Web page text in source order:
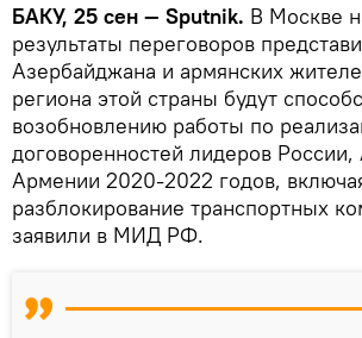
БАКУ, 25 сен — Sputnik. В Москве
результаты переговоров
Азербайджана и армянских
региона этой страны будут
возобновлению работы по
договоренностей лидеров
Армении 2020-2022 годов,
разблокирование транспортных
заявили в МИД РФ.